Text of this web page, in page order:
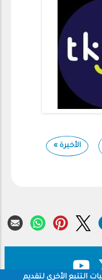
Last
الأخيرة »
التتبع الأخرى لتقديم